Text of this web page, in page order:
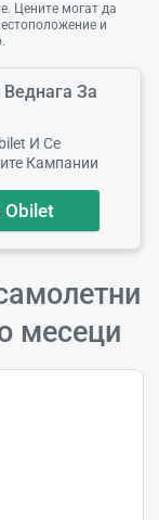
Цените могат да
и
За
И Се
Кампании
Obilet
месеци